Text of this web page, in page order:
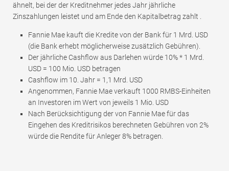
ähnelt, bei der der Kreditnehmer jedes Jahr jährliche
Zinszahlungen leistet und am Ende den Kapitalbetrag zahlt .
Fannie Mae kauft die Kredite von der Bank für 1 Mrd. USD
(die Bank erhebt möglicherweise zusätzlich Gebühren).
Der jährliche Cashflow aus Darlehen würde 10% * 1 Mrd.
USD = 100 Mio. USD betragen
Cashflow im 10. Jahr = 1,1 Mrd. USD
Angenommen, Fannie Mae verkauft 1000 RMBS-Einheiten
an Investoren im Wert von jeweils 1 Mio. USD
Nach Berücksichtigung der von Fannie Mae für das
Eingehen des Kreditrisikos berechneten Gebühren von 2%
würde die Rendite für Anleger 8% betragen.